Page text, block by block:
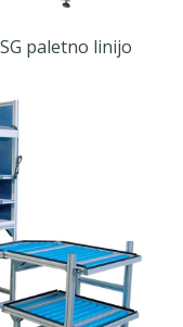
paletno linijo